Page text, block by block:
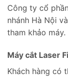
Công ty cổ
nhánh Hà Nội
tham khảo máy.
Máy cắt Laser
Khách hàng có